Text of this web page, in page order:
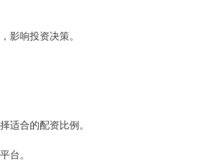
影响投资决策。
适合的配资比例。
台。